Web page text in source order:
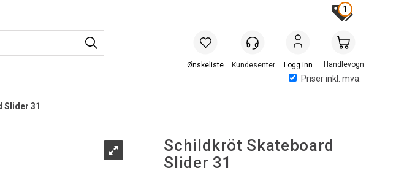
Priser inkl. mva.
Logg inn Handlevogn
1
Slider 31
Schildkröt Skateboard
Slider 31